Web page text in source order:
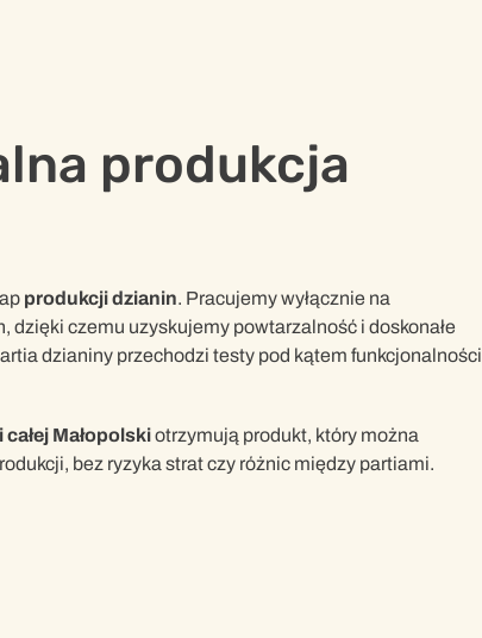
produkcja
produkcji dzianin. Pracujemy wyłącznie na
dzięki czemu uzyskujemy powtarzalność i doskonałe
dzianiny przechodzi testy pod kątem funkcjonalności
Małopolskiotrzymują produkt, który można
bez ryzyka strat czy różnic między partiami.